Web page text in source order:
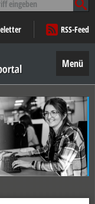
RSS-Feed
Menü